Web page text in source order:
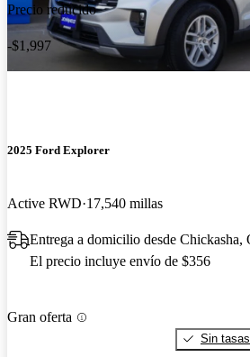
Precio reducido
-$1,997
2025 Ford Explorer
Active RWD 17,540 millas
Entrega a domicilio desde Chickasha,
El precio incluye envío de $356
Gran oferta
Sin